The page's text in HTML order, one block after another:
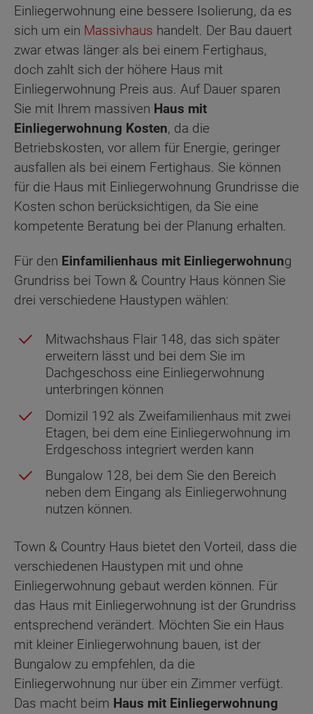
Einliegerwohnung eine bessere Isolierung, da es
sich um ein Massivhaus handelt. Der Bau dauert
zwar etwas länger als bei einem Fertighaus,
doch zahlt sich der höhere Haus mit
Einliegerwohnung Preis aus. Auf Dauer sparen
Sie mit Ihrem massiven Haus mit
Einliegerwohnung Kosten, da die
Betriebskosten, vor allem für Energie, geringer
ausfallen als bei einem Fertighaus. Sie können
für die Haus mit Einliegerwohnung Grundrisse die
Kosten schon berücksichtigen, da Sie eine
kompetente Beratung bei der Planung erhalten.
Für den Einfamilienhaus mit Einliegerwohnung
Grundriss bei Town & Country Haus können Sie
drei verschiedene Haustypen wählen:
Mitwachshaus Flair 148, das sich später
erweitern lässt und bei dem Sie im
Dachgeschoss eine Einliegerwohnung
unterbringen können
Domizil 192 als Zweifamilienhaus mit zwei
Etagen, bei dem eine Einliegerwohnung im
Erdgeschoss integriert werden kann
Bungalow 128, bei dem Sie den Bereich
neben dem Eingang als Einliegerwohnung
nutzen können.
Town & Country Haus bietet den Vorteil, dass die
verschiedenen Haustypen mit und ohne
Einliegerwohnung gebaut werden können. Für
das Haus mit Einliegerwohnung ist der Grundriss
entsprechend verändert. Möchten Sie ein Haus
mit kleiner Einliegerwohnung bauen, ist der
Bungalow zu empfehlen, da die
Einliegerwohnung nur über ein Zimmer verfügt.
Das macht beim Haus mit Einliegerwohnung